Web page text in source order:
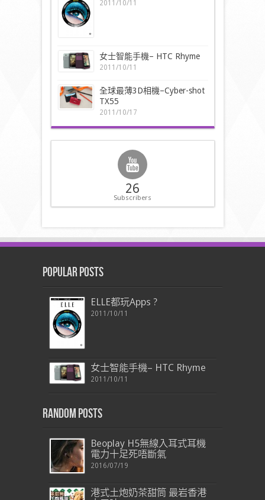
2011/10/11
女士智能手機– HTC Rhyme
2011/10/11
全球最薄3D相機–Cyber-shot
TX55
2011/10/17
26
Subscribers
Popular Posts
ELLE都玩Apps ?
2011/10/11
女士智能手機– HTC Rhyme
2011/10/11
Random Posts
Beoplay H5無線入耳式耳機
電力十足死唔斷氣
2016/07/19
港式土炮奶茶甜筒 最岩香港